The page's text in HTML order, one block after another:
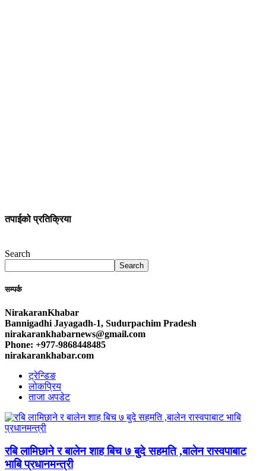
तपाईको प्रतिक्रिया
Search
Search
सम्पर्क
NirakaranKhabar
Bannigadhi Jayagadh-1, Sudurpachim Pradesh
nirakarankhabarnews@gmail.com
Phone: +977-9868448485
nirakarankhabar.com
ट्रेन्डिङ
लोकप्रिय
ताजा अपडेट
रबि लामिछाने र बालेन शाह बिच ७ बुदे सहमति ,बालेन रास्वपाबाट
भाबि प्रधानमन्त्री